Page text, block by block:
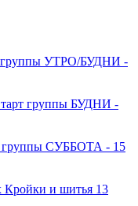
группы УТРО/БУДНИ -
группы БУДНИ -
группы СУББОТА - 15
Кройки и шитья 13